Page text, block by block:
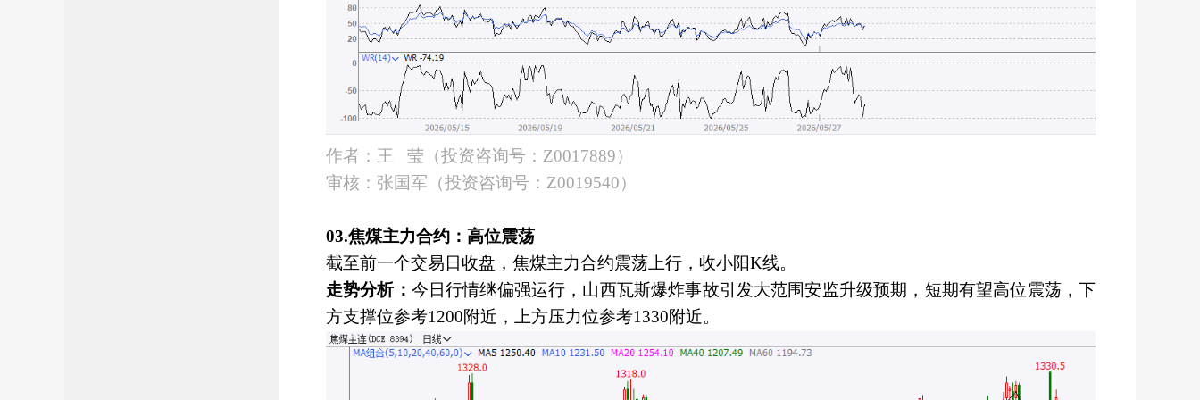
作者：王 莹（投资咨询号：Z0017889）
审核：张国军（投资咨询号：Z0019540）
03.焦煤主力合约：高位震荡
截至前一个交易日收盘，焦煤主力合约震荡上行，收小阳K线。
走势分析： 今日行情继偏强运行，山西瓦斯爆炸事故引发大范围安监升级预期，短期有望高位震荡，下
方支撑位参考1200附近，上方压力位参考1330附近。